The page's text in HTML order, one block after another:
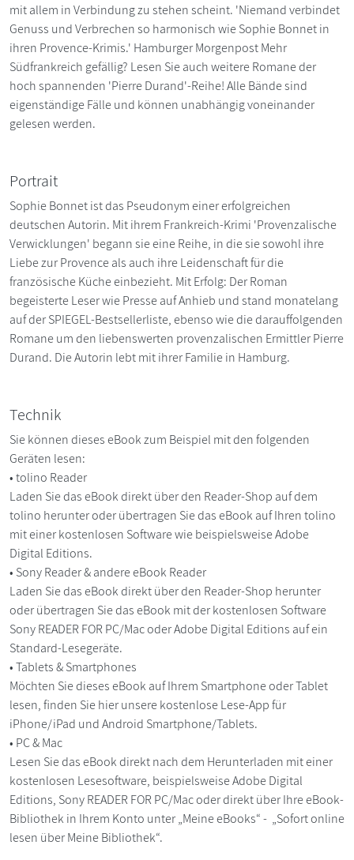
mit allem in Verbindung zu stehen scheint. 'Niemand verbindet
Genuss und Verbrechen so harmonisch wie Sophie Bonnet in
ihren Provence-Krimis.' Hamburger Morgenpost Mehr
Südfrankreich gefällig? Lesen Sie auch weitere Romane der
hoch spannenden 'Pierre Durand'-Reihe! Alle Bände sind
eigenständige Fälle und können unabhängig voneinander
gelesen werden.
Portrait
Sophie Bonnet ist das Pseudonym einer erfolgreichen
deutschen Autorin. Mit ihrem Frankreich-Krimi 'Provenzalische
Verwicklungen' begann sie eine Reihe, in die sie sowohl ihre
Liebe zur Provence als auch ihre Leidenschaft für die
französische Küche einbezieht. Mit Erfolg: Der Roman
begeisterte Leser wie Presse auf Anhieb und stand monatelang
auf der SPIEGEL-Bestsellerliste, ebenso wie die darauffolgenden
Romane um den liebenswerten provenzalischen Ermittler Pierre
Durand. Die Autorin lebt mit ihrer Familie in Hamburg.
Technik
Sie können dieses eBook zum Beispiel mit den folgenden
Geräten lesen:
• tolino Reader
Laden Sie das eBook direkt über den Reader-Shop auf dem
tolino herunter oder übertragen Sie das eBook auf Ihren tolino
mit einer kostenlosen Software wie beispielsweise Adobe
Digital Editions.
• Sony Reader & andere eBook Reader
Laden Sie das eBook direkt über den Reader-Shop herunter
oder übertragen Sie das eBook mit der kostenlosen Software
Sony READER FOR PC/Mac oder Adobe Digital Editions auf ein
Standard-Lesegeräte.
• Tablets & Smartphones
Möchten Sie dieses eBook auf Ihrem Smartphone oder Tablet
lesen, finden Sie hier unsere kostenlose Lese-App für
iPhone/iPad und Android Smartphone/Tablets.
• PC & Mac
Lesen Sie das eBook direkt nach dem Herunterladen mit einer
kostenlosen Lesesoftware, beispielsweise Adobe Digital
Editions, Sony READER FOR PC/Mac oder direkt über Ihre eBook-
Bibliothek in Ihrem Konto unter „Meine eBooks“ - „Sofort online
lesen über Meine Bibliothek“.